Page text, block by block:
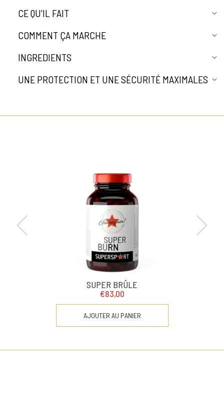
CE QU'IL FAIT
COMMENT ÇA MARCHE
INGREDIENTS
UNE PROTECTION ET UNE SÉCURITÉ MAXIMALES
SUPER BRÛLE
€83,00
AJOUTER AU PANIER